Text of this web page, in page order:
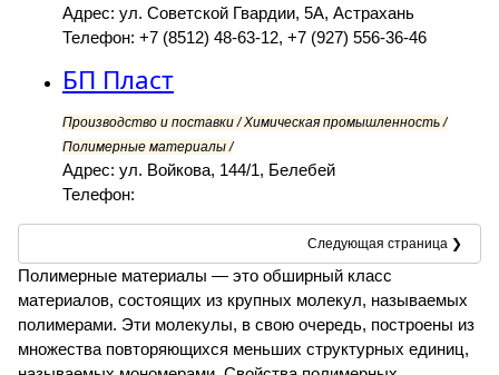
Адрес: ул. Советской Гвардии, 5А, Астрахань
Телефон: +7 (8512) 48-63-12, +7 (927) 556-36-46
БП Пласт
Производство и поставки / Химическая промышленность /
Полимерные материалы /
Адрес: ул. Войкова, 144/1, Белебей
Телефон:
Следующая страница ❯
Полимерные материалы — это обширный класс
материалов, состоящих из крупных молекул, называемых
полимерами. Эти молекулы, в свою очередь, построены из
множества повторяющихся меньших структурных единиц,